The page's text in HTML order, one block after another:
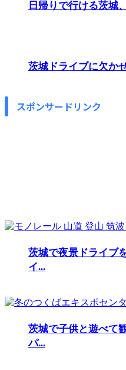
日帰りで行ける茨城
茨城ドライブに欠か
スポンサードリンク
茨城で夜景ドライブ
イ...
茨城で子供と遊べて
パ...